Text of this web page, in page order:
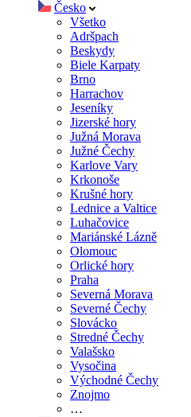
Česko
Všetko
Adršpach
Beskydy
Biele Karpaty
Brno
Harrachov
Jeseníky
Jizerské hory
Južná Morava
Južné Čechy
Karlove Vary
Krkonoše
Krušné hory
Lednice a Valtice
Luhačovice
Mariánské Lázně
Olomouc
Orlické hory
Praha
Severná Morava
Severné Čechy
Slovácko
Stredné Čechy
Valašsko
Vysočina
Východné Čechy
Znojmo
…